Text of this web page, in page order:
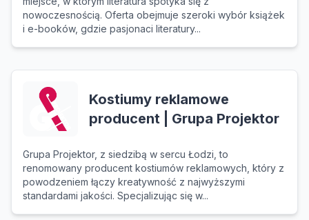
nowoczesnością. Oferta obejmuje szeroki wybór książek
i e-booków, gdzie pasjonaci literatury...
Kostiumy reklamowe
producent | Grupa Projektor
Grupa Projektor, z siedzibą w sercu Łodzi, to
renomowany producent kostiumów reklamowych, który z
powodzeniem łączy kreatywność z najwyższymi
standardami jakości. Specjalizując się w...